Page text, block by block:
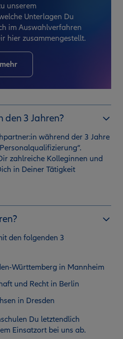
unserem
Unterlagen Du
im Auswahlverfahren
hier zusammengestellt.
den 3 Jahren?
während der 3 Jahre
zahlreiche Kolleginnen und
in Deiner Tätigkeit
den folgenden 3
Württemberg in Mannheim
und Recht in Berlin
in Dresden
Du letztendlich
Einsatzort bei uns ab.